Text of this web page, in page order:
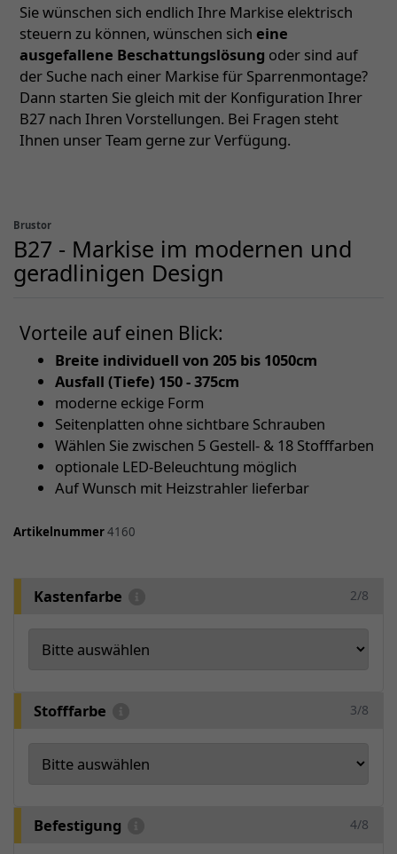
Sie wünschen sich endlich Ihre Markise elektrisch
steuern zu können, wünschen sich eine
ausgefallene Beschattungslösung oder sind auf
der Suche nach einer Markise für Sparrenmontage?
Dann starten Sie gleich mit der Konfiguration Ihrer
B27 nach Ihren Vorstellungen. Bei Fragen steht
Ihnen unser Team gerne zur Verfügung.
Brustor
B27 - Markise im modernen und
geradlinigen Design
Vorteile auf einen Blick:
Breite individuell von 205 bis 1050cm
Ausfall (Tiefe) 150 - 375cm
moderne eckige Form
Seitenplatten ohne sichtbare Schrauben
Wählen Sie zwischen 5 Gestell- & 18 Stofffarben
optionale LED-Beleuchtung möglich
Auf Wunsch mit Heizstrahler lieferbar
Artikelnummer4160
Kastenfarbe 2/8
Stofffarbe 3/8
Befestigung 4/8